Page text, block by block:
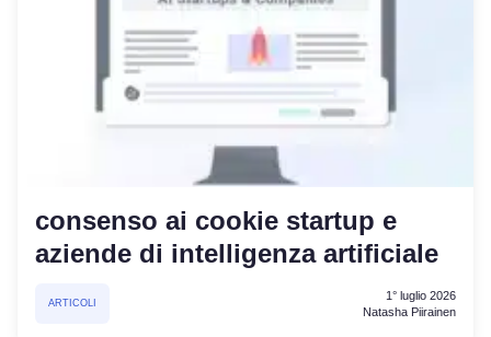
consenso ai cookie startup e
aziende di intelligenza artificiale
ARTICOLI
1° luglio 2026
Natasha Piirainen